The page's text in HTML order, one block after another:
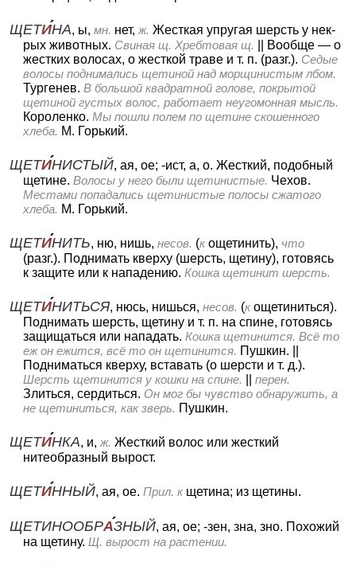
ЩЕТИНА, ы, мн. нет, ж. Жесткая упругая шерсть у нек-
рых животных. Свиная щ. Хребтовая щ.
Вообще — о
жестких волосах, о жесткой траве и т. п. (разг.). Седые
волосы поднимались щетиной над морщинистым лбом.
Тургенев. В большой квадратной голове, покрытой
щетиной густых волос, работает неугомонная мысль.
Короленко. Мы пошли полем по щетине скошенного
хлеба. М. Горький.
ЩЕТИНИСТЫЙ, ая, ое; -ист, а, о. Жесткий, подобный
щетине. Волосы у него были щетинистые. Чехов.
Местами попадались щетинистые полосы сжатого
хлеба. М. Горький.
ЩЕТИНИТЬ, ню, нишь, несов. (к ощетинить), что
(разг.). Поднимать кверху (шерсть, щетину), готовясь
к защите или к нападению. Кошка щетинит шерсть.
ЩЕТИНИТЬСЯ, нюсь, нишься, несов. (к ощетиниться).
Поднимать шерсть, щетину и т. п. на спине, готовясь
защищаться или нападать. Кошка щетинится. Всё то
еж он ежится, всё то он щетинится. Пушкин.
Подниматься кверху, вставать (о шерсти и т. д.).
Шерсть щетинится у кошки на спине.
перен.
Злиться, сердиться. Он мог бы чувство обнаружить, а
не щетиниться, как зверь. Пушкин.
ЩЕТИНКА, и, ж. Жесткий волос или жесткий
нитеобразный вырост.
ЩЕТИННЫЙ, ая, ое. Прил. к щетина; из щетины.
ЩЕТИНООБРАЗНЫЙ, ая, ое; -зен, зна, зно. Похожий
на щетину. Щ. вырост на растении.